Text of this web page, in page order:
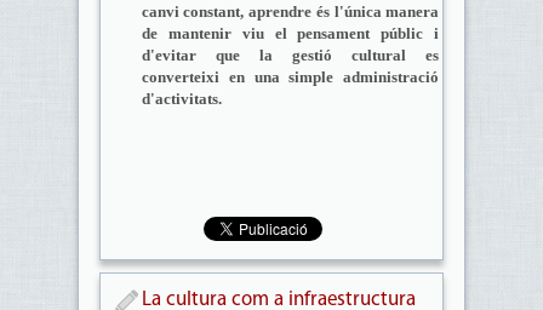
canvi constant, aprendre és l'única manera
de mantenir viu el pensament públic i
d'evitar que la gestió cultural es
converteixi en una simple administració
d'activitats.
La cultura com a infraestructura